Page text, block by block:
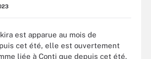
est apparue au mois de
cet été, elle est ouvertement
liée à Conti que depuis cet été.